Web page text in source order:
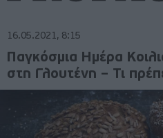
16.05.2021, 8:15
Παγκόσμια Ημέρα
στη Γλουτένη – Τι